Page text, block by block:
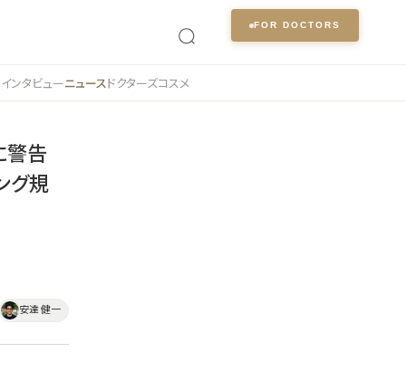
FOR DOCTORS
インタビューニュースドクターズコスメ
警告
グ規
安達 健一